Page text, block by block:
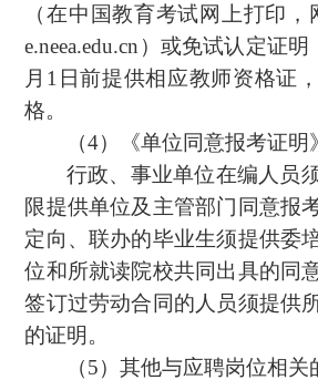
（在中国教育考试网上打印，
e.neea.edu.cn）或免试认定证
月1日前提供相应教师资格证
格。
（4）《单位同意报考证明》
行政、事业单位在编人员
限提供单位及主管部门同意报
定向、联办的毕业生须提供委
位和所就读院校共同出具的同
签订过劳动合同的人员须提供
的证明。
（5）其他与应聘岗位相关